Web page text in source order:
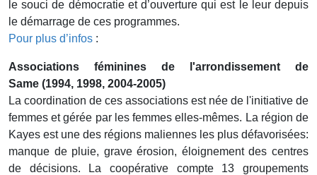
le souci de démocratie et d’ouverture qui est le leur depuis
le démarrage de ces programmes.
Pour plus d’infos :
Associations féminines de l'arrondissement de
Same (1994, 1998, 2004-2005)
La coordination de ces associations est née de l'initiative de
femmes et gérée par les femmes elles-mêmes. La région de
Kayes est une des régions maliennes les plus défavorisées:
manque de pluie, grave érosion, éloignement des centres
de décisions. La coopérative compte 13 groupements